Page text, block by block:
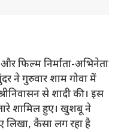
और फिल्म निर्माता-अभिनेता
ने गुरुवार शाम गोवा में
से शादी की। इस
शामिल हुए। खुशबू ने
लिखा, कैसा लग रहा है